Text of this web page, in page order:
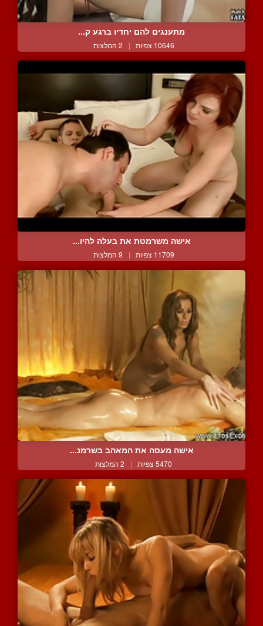
מתענגים להם יחדיו ברגע ק...
10646 צפיות | 2 המלצות
אישה משרמטת את בעלה להיו...
11709 צפיות | 9 המלצות
אישה מעסה את המאהב בשרמנ...
5470 צפיות | 2 המלצות